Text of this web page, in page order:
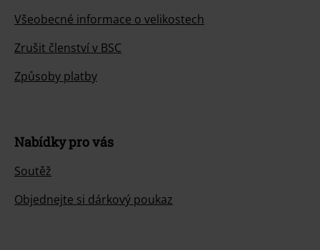
Všeobecné informace o velikostech
Zrušit členství v BSC
Způsoby platby
Nabídky pro vás
Soutěž
Objednejte si dárkový poukaz